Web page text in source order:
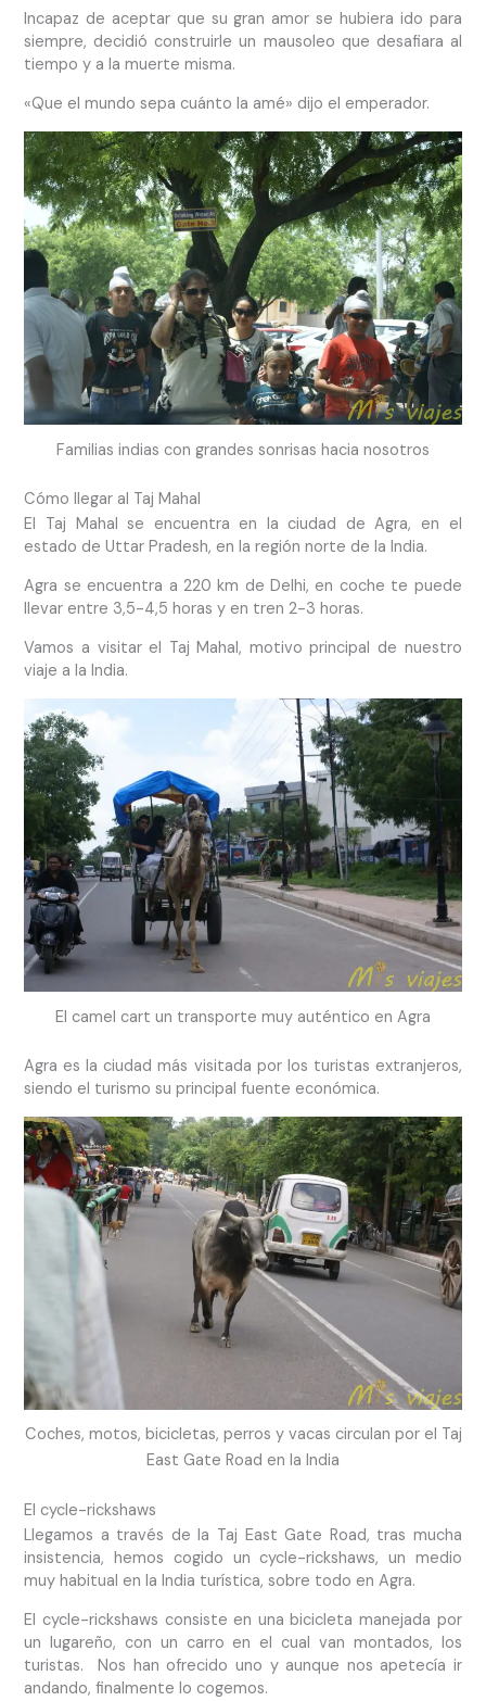
Incapaz de aceptar que su gran amor se hubiera ido para
siempre, decidió construirle un mausoleo que desafiara al
tiempo y a la muerte misma.
«Que el mundo sepa cuánto la amé» dijo el emperador.
Familias indias con grandes sonrisas hacia nosotros
Cómo llegar al Taj Mahal
El Taj Mahal se encuentra en la ciudad de Agra, en el
estado de Uttar Pradesh, en la región norte de la India.
Agra se encuentra a 220 km de Delhi, en coche te puede
llevar entre 3,5-4,5 horas y en tren 2-3 horas.
Vamos a visitar el Taj Mahal, motivo principal de nuestro
viaje a la India.
El camel cart un transporte muy auténtico en Agra
Agra es la ciudad más visitada por los turistas extranjeros,
siendo el turismo su principal fuente económica.
Coches, motos, bicicletas, perros y vacas circulan por el Taj
East Gate Road en la India
El cycle-rickshaws
Llegamos a través de la Taj East Gate Road, tras mucha
insistencia, hemos cogido un cycle-rickshaws, un medio
muy habitual en la India turística, sobre todo en Agra.
El cycle-rickshaws consiste en una bicicleta manejada por
un lugareño, con un carro en el cual van montados, los
turistas. Nos han ofrecido uno y aunque nos apetecía ir
andando, finalmente lo cogemos.